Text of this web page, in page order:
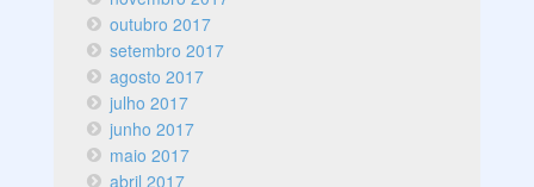
outubro 2017
setembro 2017
agosto 2017
julho 2017
junho 2017
maio 2017
abril 2017